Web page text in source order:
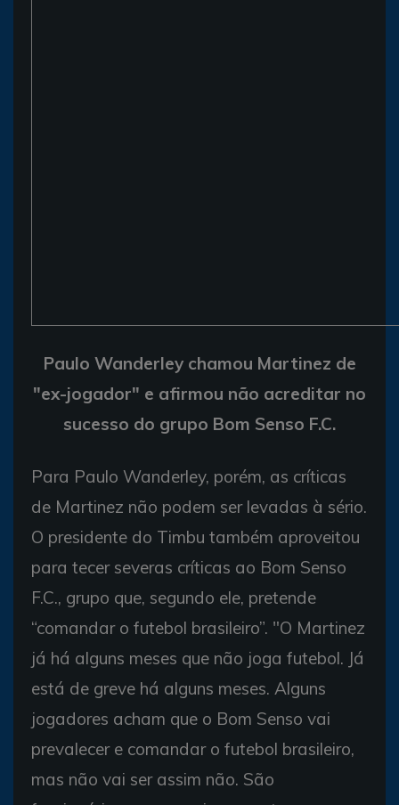
Paulo Wanderley chamou Martinez de
"ex-jogador" e afirmou não acreditar no
sucesso do grupo Bom Senso F.C.
Para Paulo Wanderley, porém, as críticas
de Martinez não podem ser levadas à sério.
O presidente do Timbu também aproveitou
para tecer severas críticas ao Bom Senso
F.C., grupo que, segundo ele, pretende
“comandar o futebol brasileiro”. "O Martinez
já há alguns meses que não joga futebol. Já
está de greve há alguns meses. Alguns
jogadores acham que o Bom Senso vai
prevalecer e comandar o futebol brasileiro,
mas não vai ser assim não. São